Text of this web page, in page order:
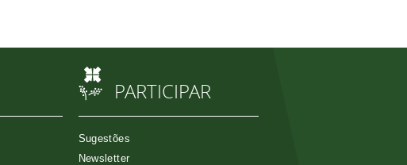
PARTICIPAR
Sugestões
Newsletter